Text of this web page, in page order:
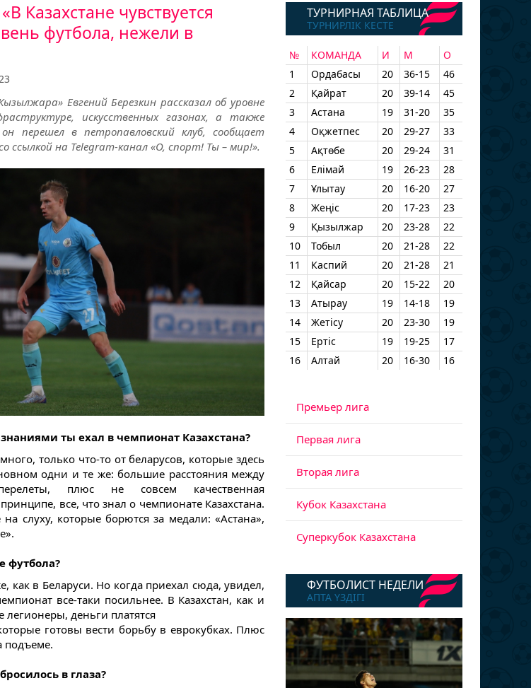
Казахстане чувствуется
футбола, нежели в
Евгений Березкин рассказал об уровне
искусственных газонах, а также
перешел в петропавловский клуб, сообщает
ссылкой на Telegram-канал «О, спорт! Ты – мир!».
ты ехал в чемпионат Казахстана?
только что-то от беларусов, которые здесь
одни и те же: большие расстояния между
плюс не совсем качественная
все, что знал о чемпионате Казахстана.
слуху, которые борются за медали: «Астана»,
футбола?
как в Беларуси. Но когда приехал сюда, увидел,
все-таки посильнее. В Казахстан, как и
деньги платятся
готовы вести борьбу в еврокубках. Плюс
подъеме.
в глаза?
ТУРНИРНАЯ ТАБЛИЦА
ТУРНИРЛІК КЕСТЕ
№ КОМАНДА И М
О
1
Ордабасы 20 36-15
46
2
Қайрат 20 39-14
45
3
Астана 19 31-20
35
4
Оқжетпес 20 29-27
33
5
Ақтөбе 20 29-24
31
6
Елімай 19 26-23
28
7
Ұлытау 20 16-20
27
8
Жеңіс 20 17-23
23
9
Қызылжар 20 23-28
22
10
Тобыл 20 21-28
22
11
Каспий 20 21-28
21
12
Қайсар 20 15-22
20
13
Атырау 19 14-18
19
14
Жетісу 20 23-30
19
15
Ертіс 19 19-25
17
16
Алтай 20 16-30 16
Премьер лига
Первая лига
Вторая лига
Кубок Казахстана
Суперкубок Казахстана
ФУТБОЛИСТ НЕДЕЛИ
АПТА ҮЗДІГІ